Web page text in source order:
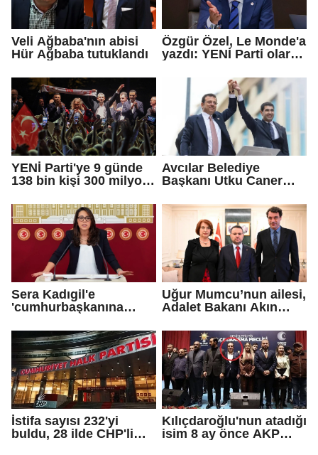
Veli Ağbaba'nın abisi
Hür Ağbaba tutuklandı
Özgür Özel, Le Monde'a
yazdı: YENİ Parti olarak
öneriyoruz
YENİ Parti'ye 9 günde
138 bin kişi 300 milyon
Avcılar Belediye
Başkanı Utku Caner
kararı
Sera Kadıgil'e
'cumhurbaşkanına
soruşturması
Uğur Mumcu’nun ailesi,
Adalet Bakanı Akın
İstifa sayısı 232'yi
buldu, 28 ilde CHP'li
Kılıçdaroğlu'nun atadığı
isim 8 ay önce AKP